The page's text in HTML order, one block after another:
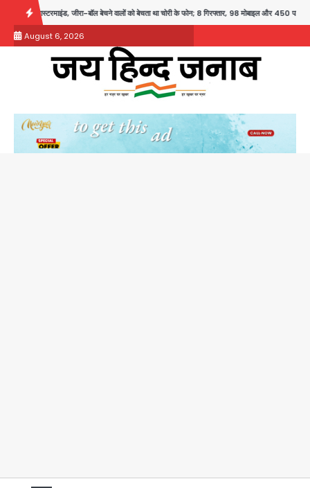
content
को बेचता था चोरी के फोन; 8 गिरफ्तार, 98 मोबाइल और 450 पार्ट्स बरामद Dankaur accident:
August 6, 2026